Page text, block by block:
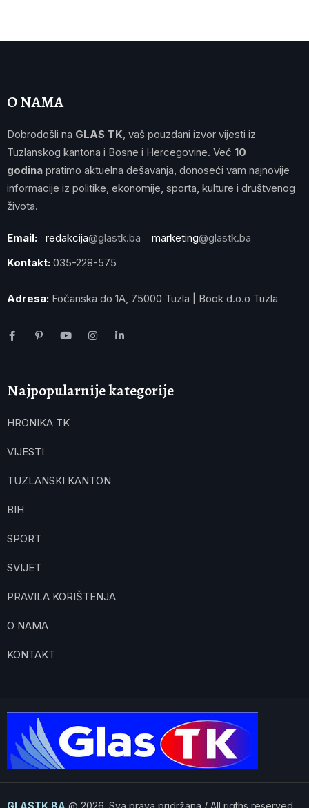
O NAMA
Dobrodošli na GLAS TK , vaš pouzdani izvor vijesti iz
Tuzlanskog kantona i Bosne i Hercegovine. Već 10
godina pratimo aktuelna dešavanja, donoseći vam najnovije
informacije iz politike, ekonomije, sporta, kulture i društvenog
života.
Email: redakcija@glastk.ba marketing@glastk.ba
Kontakt: 035-228-575
Adresa: Fočanska do 1A, 75000 Tuzla | Book d.o.o Tuzla
Najpopularnije kategorije
HRONIKA TK
VIJESTI
TUZLANSKI KANTON
BIH
SPORT
SVIJET
PRAVILA KORIŠTENJA
O NAMA
KONTAKT